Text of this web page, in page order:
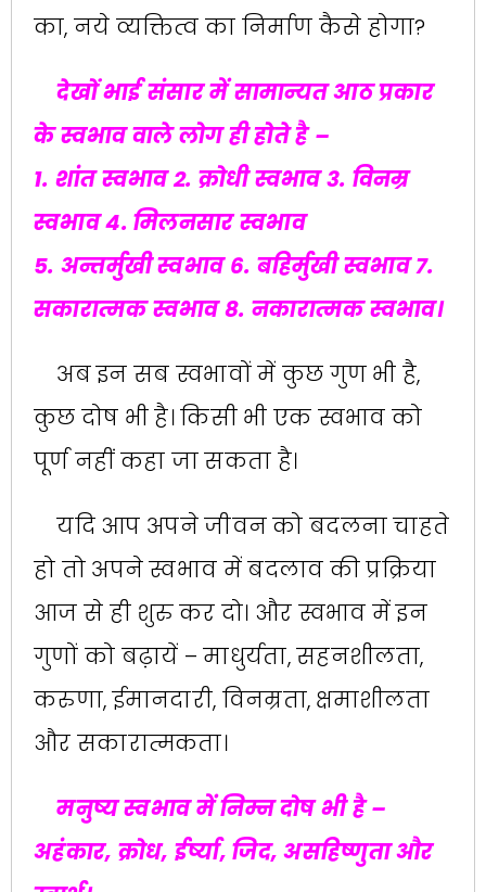
का, नये व्यक्तित्व का निर्माण कैसे होगा?
देखों भाई संसार में सामान्यत आठ प्रकार
के स्वभाव वाले लोग ही होते है –
1. शांत स्वभाव 2. क्रोधी स्वभाव 3. विनम्र
स्वभाव 4. मिलनसार स्वभाव
5. अन्तर्मुखी स्वभाव 6. बहिर्मुखी स्वभाव 7.
सकारात्मक स्वभाव 8. नकारात्मक स्वभाव।
अब इन सब स्वभावों में कुछ गुण भी है,
कुछ दोष भी है। किसी भी एक स्वभाव को
पूर्ण नहीं कहा जा सकता है।
यदि आप अपने जीवन को बदलना चाहते
हो तो अपने स्वभाव में बदलाव की प्रक्रिया
आज से ही शुरु कर दो। और स्वभाव में इन
गुणों को बढ़ायें – माधुर्यता, सहनशीलता,
करुणा, ईमानदारी, विनम्रता, क्षमाशीलता
और सकारात्मकता।
मनुष्य स्वभाव में निम्न दोष भी है –
अहंकार, क्रोध, ईर्ष्या, जिद, असहिष्णुता और